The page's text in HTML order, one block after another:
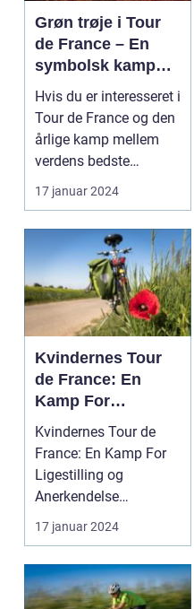
Grøn trøje i Tour
de France – En
symbolsk kamp
om point
Hvis du er interesseret i
Tour de France og den
årlige kamp mellem
verdens bedste
cykelryttere, har ...
17 januar 2024
Kvindernes Tour
de France: En
Kamp For
Ligestilling og
Anerkendelse
Kvindernes Tour de
France: En Kamp For
Ligestilling og
Anerkendelse
Introduktion til
Kvindernes To...
17 januar 2024